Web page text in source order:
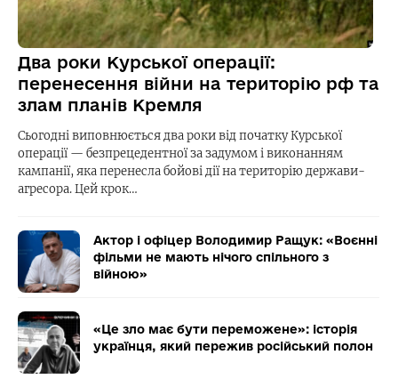
Два роки Курської операції:
перенесення війни на територію рф та
злам планів Кремля
Сьогодні виповнюється два роки від початку Курської
операції — безпрецедентної за задумом і виконанням
кампанії, яка перенесла бойові дії на територію держави-
агресора. Цей крок…
Актор і офіцер Володимир Ращук: «Воєнні
фільми не мають нічого спільного з
війною»
«Це зло має бути переможене»: історія
українця, який пережив російський полон